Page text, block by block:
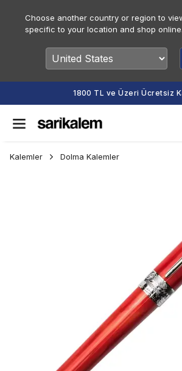
Choose another country or region to
specific to your location and shop online.
1800 TL ve Üzeri Ücretsiz
Kalemler Dolma Kalemler